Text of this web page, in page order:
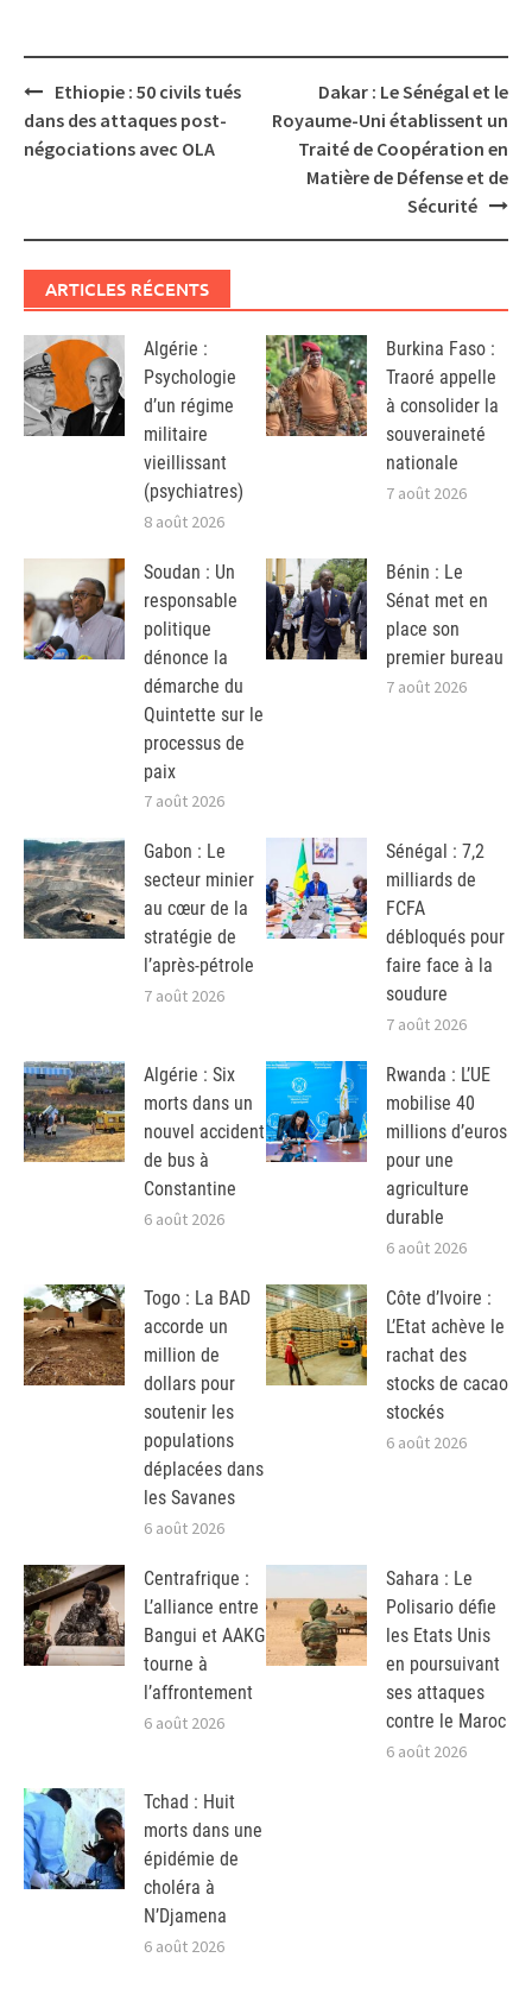
Post
navigation
Ethiopie : 50 civils tués
dans des attaques post-
négociations avec OLA
Dakar : Le Sénégal et le
Royaume-Uni établissent un
Traité de Coopération en
Matière de Défense et de
Sécurité
ARTICLES RÉCENTS
Algérie :
Psychologie
d’un régime
militaire
vieillissant
(psychiatres)
8 août 2026
Burkina Faso :
Traoré appelle
à consolider la
souveraineté
nationale
7 août 2026
Soudan : Un
responsable
politique
dénonce la
démarche du
Quintette sur le
processus de
paix
7 août 2026
Bénin : Le
Sénat met en
place son
premier bureau
7 août 2026
Gabon : Le
secteur minier
au cœur de la
stratégie de
l’après-pétrole
7 août 2026
Sénégal : 7,2
milliards de
FCFA
débloqués pour
faire face à la
soudure
7 août 2026
Algérie : Six
morts dans un
nouvel accident
de bus à
Constantine
6 août 2026
Rwanda : L’UE
mobilise 40
millions d’euros
pour une
agriculture
durable
6 août 2026
Togo : La BAD
accorde un
million de
dollars pour
soutenir les
populations
déplacées dans
les Savanes
6 août 2026
Côte d’Ivoire :
L’Etat achève le
rachat des
stocks de cacao
stockés
6 août 2026
Centrafrique :
L’alliance entre
Bangui et AAKG
tourne à
l’affrontement
6 août 2026
Sahara : Le
Polisario défie
les Etats Unis
en poursuivant
ses attaques
contre le Maroc
6 août 2026
Tchad : Huit
morts dans une
épidémie de
choléra à
N’Djamena
6 août 2026